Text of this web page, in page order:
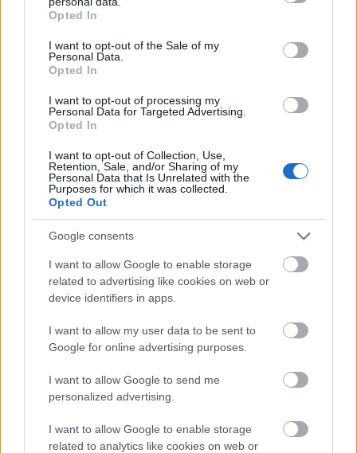
grant or deny consent to Google and its third-party tags to
use your data for below specified purposes in below Google
consent section.
Opted In
I want to opt-out of the Sale of my
Personal Data.
Opted In
I want to opt-out of processing my
Personal Data for Targeted Advertising.
Opted In
I want to opt-out of Collection, Use,
Retention, Sale, and/or Sharing of my
Personal Data that Is Unrelated with the
Purposes for which it was collected.
Opted Out
Google consents
I want to allow Google to enable storage
related to advertising like cookies on web or
device identifiers in apps.
I want to allow my user data to be sent to
Google for online advertising purposes.
I want to allow Google to send me
personalized advertising.
I want to allow Google to enable storage
related to analytics like cookies on web or
είναι και οργανωμένη. Στην περιοχή θα βρείτε
εστιατόρια, φούρνο και παντοπωλείο, καθώς αποτελεί
έναν από τους οργανωμένους οικισμούς του νησιού.
ΠΑΡΟΧΕΣ
Wi-Fi
Επιτρέπονται κατοικίδια (κατόπιν συνεννοήσεως)
Πάρκινγκ